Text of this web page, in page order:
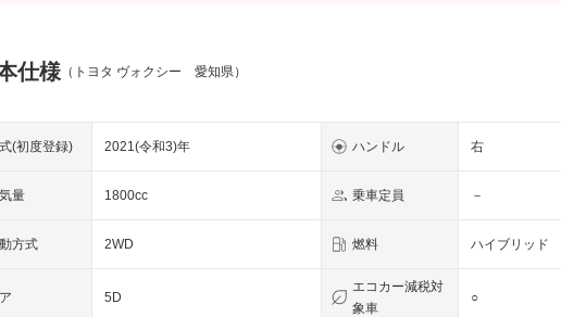
仕様 （トヨタ ヴォクシー 愛知県）
(初度登録) 2021(令和3)年 ハンドル 右
量 1800cc 乗車定員 －
方式 2WD 燃料 ハイブリッド
5D
エコカー減税対
象車
○